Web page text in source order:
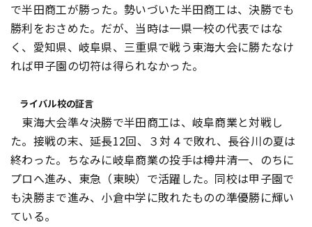
で半田商工が勝った。勢いづいた半田商工は、決勝でも
勝利をおさめた。だが、当時は一県一校の代表ではな
く、愛知県、岐阜県、三重県で戦う東海大会に勝たなけ
れば甲子園の切符は得られなかった。
ライバル校の証言
東海大会準々決勝で半田商工は、岐阜商業と対戦し
た。接戦の末、延長12回、３対４で敗れ、長谷川の夏は
終わった。ちなみに岐阜商業の投手は樽井清一、のちに
プロへ進み、東急（東映）で活躍した。同校は甲子園で
も決勝まで進み、小倉中学に敗れたものの準優勝に輝い
ている。